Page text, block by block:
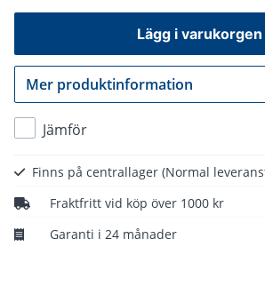
Lägg i varukorgen
Gå till kassan
Mer produktinformation
Jämför
Finns på centrallager (Normal
Fraktfritt vid köp över 1000 kr
Garanti i 24 månader